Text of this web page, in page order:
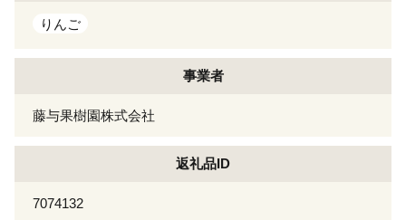
りんご
事業者
藤与果樹園株式会社
返礼品ID
7074132